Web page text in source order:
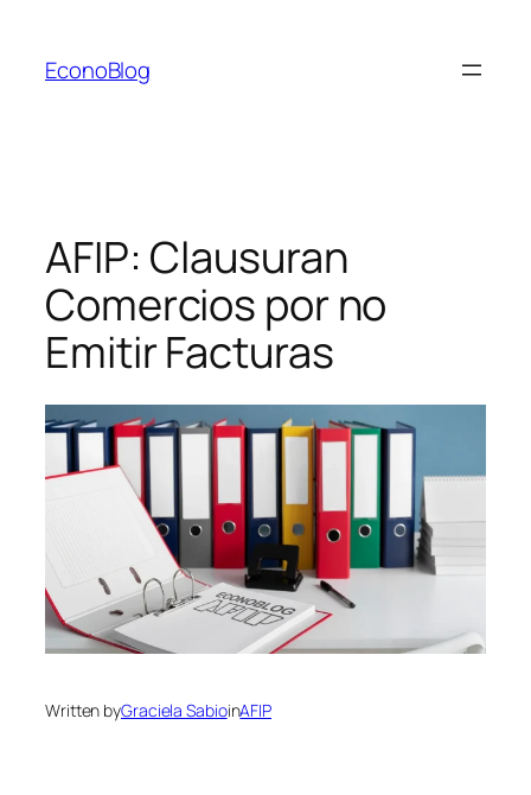
contenido
EconoBlog
AFIP: Clausuran
Comercios por no
Emitir Facturas
Written byGraciela SabioinAFIP